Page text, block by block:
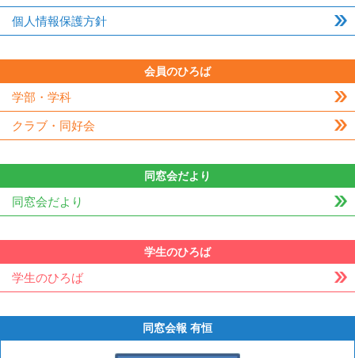
個人情報保護方針
会員のひろば
学部・学科
クラブ・同好会
同窓会だより
同窓会だより
学生のひろば
学生のひろば
同窓会報 有恒